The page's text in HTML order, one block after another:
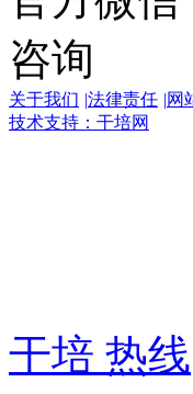
关于我们 |法律责任 |网
技术支持：干培网
干培 热线